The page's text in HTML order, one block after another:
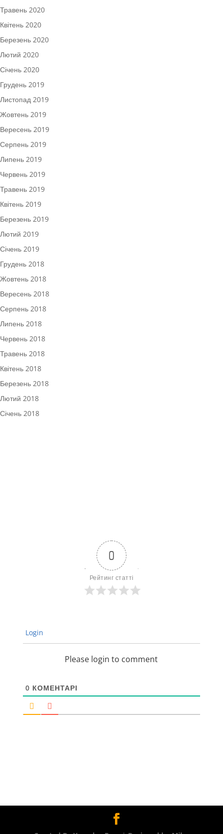
Травень 2020
Квітень 2020
Березень 2020
Лютий 2020
Січень 2020
Грудень 2019
Листопад 2019
Жовтень 2019
Вересень 2019
Серпень 2019
Липень 2019
Червень 2019
Травень 2019
Квітень 2019
Березень 2019
Лютий 2019
Січень 2019
Грудень 2018
Жовтень 2018
Вересень 2018
Серпень 2018
Липень 2018
Червень 2018
Травень 2018
Квітень 2018
Березень 2018
Лютий 2018
Січень 2018
0
Рейтинг статті
Login
Please login to comment
0 КОМЕНТАРІ